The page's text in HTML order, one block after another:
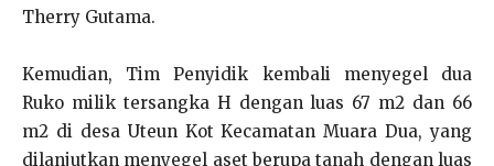
Therry Gutama.
Kemudian, Tim Penyidik kembali menyegel dua
Ruko milik tersangka H dengan luas 67 m2 dan 66
m2 di desa Uteun Kot Kecamatan Muara Dua, yang
dilanjutkan menyegel aset berupa tanah dengan luas